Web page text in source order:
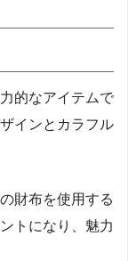
的なアイテムで
インとカラフル
財布を使用する
トになり、魅力